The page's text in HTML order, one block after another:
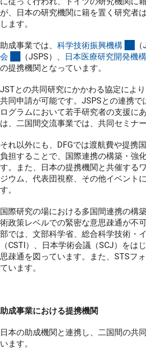
が、日本の研究機関に籍を置く研究者
します。
助成事業では、 科学技術振興機構
会
(externer Link)
（JSPS）、 日本医療研究開発機構
の提携機関となっています。
JSTとの共同研究にかかわる協定によ
共同申請が可能です。JSPSとの連携
ログラムにおいて若手研究者の支援に
は、二国間交流事業では、共同セミナ
それ以外にも、DFGでは渡航費や提携
負担することで、国際連携の構築・強
す。また、日本の提携機関と共催する
ジウム、代表団視察、その他イベント
す。
国際研究の場における多国間連携の構
術政策レベルでの緊密な意思疎通が不
部では、文部科学省、総合科学技術・
（CSTI）、日本学術会議（SCJ）をは
思疎通を図っています。また、STSフ
ています。
助成事業における提携機関
日本の助成機関と連携し、二国間の共
います。